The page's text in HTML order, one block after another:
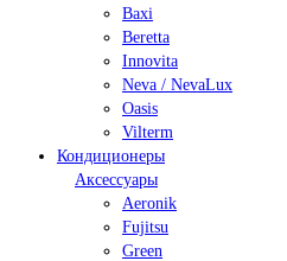
Baxi
Beretta
Innovita
Neva / NevaLux
Oasis
Vilterm
Кондиционеры
Аксессуары
Aeronik
Fujitsu
Green